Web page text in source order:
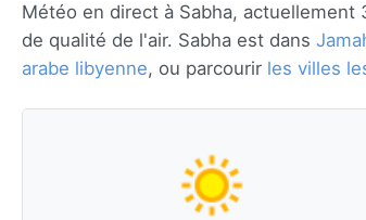
Météo en direct à Sabha,
de qualité de l'air. Sabha est dans
arabe libyenne, ou parcourir les villes